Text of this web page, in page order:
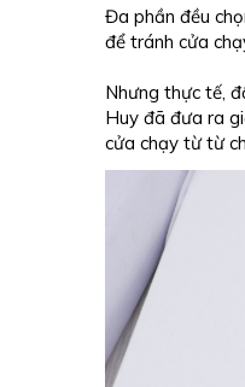
Đa phần đều
để tránh cửa
Nhưng thực tế,
Huy đã đưa ra
cửa chạy từ từ